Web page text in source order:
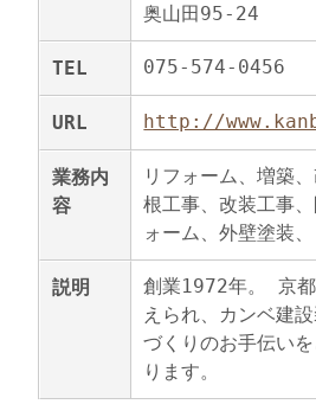
奥山田95-24
TEL 075-574-0456
URL http://
業務内
容
リフォーム、増築
根工事、改装工事
ォーム、外壁塗装、
説明
創業1972年。 京
えられ、カンベ建
づくりのお手伝い
ります。